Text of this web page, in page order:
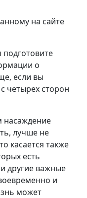
на сайте
о
если вы
четырех сторон
насаждение
лучше не
касается также
есть
другие важные
и
может